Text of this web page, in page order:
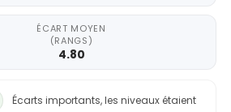
ÉCART MOYEN
(RANGS)
4.80
Écarts importants, les niveaux étaient